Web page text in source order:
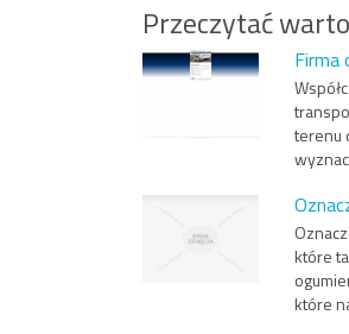
Przeczytać
Firma
terenu
które
które